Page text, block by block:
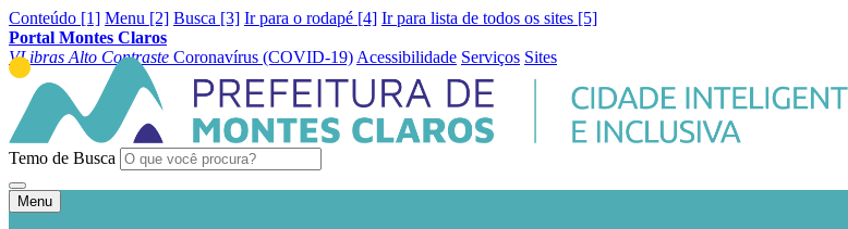
Conteúdo [1] Menu [2] Busca [3] Ir para o rodapé [4] Ir para lista de todos os sites [5]
Portal Montes Claros
VLibras Alto Contraste Coronavírus (COVID-19) Acessibilidade Serviços Sites
Temo de Busca
Menu